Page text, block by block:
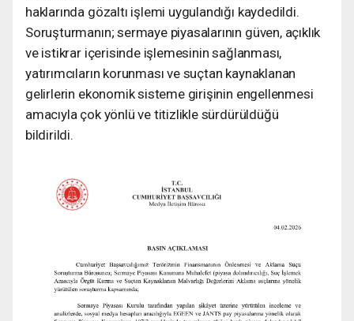
haklarında gözaltı işlemi uygulandığı kaydedildi.
Soruşturmanın; sermaye piyasalarının güven, açıklık
ve istikrar içerisinde işlemesinin sağlanması,
yatırımcıların korunması ve suçtan kaynaklanan
gelirlerin ekonomik sisteme girişinin engellenmesi
amacıyla çok yönlü ve titizlikle sürdürüldüğü
bildirildi.